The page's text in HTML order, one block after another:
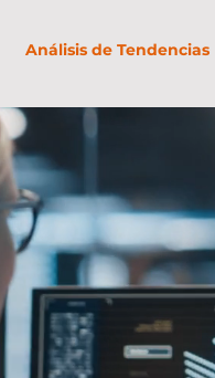
Análisis de Tendencias